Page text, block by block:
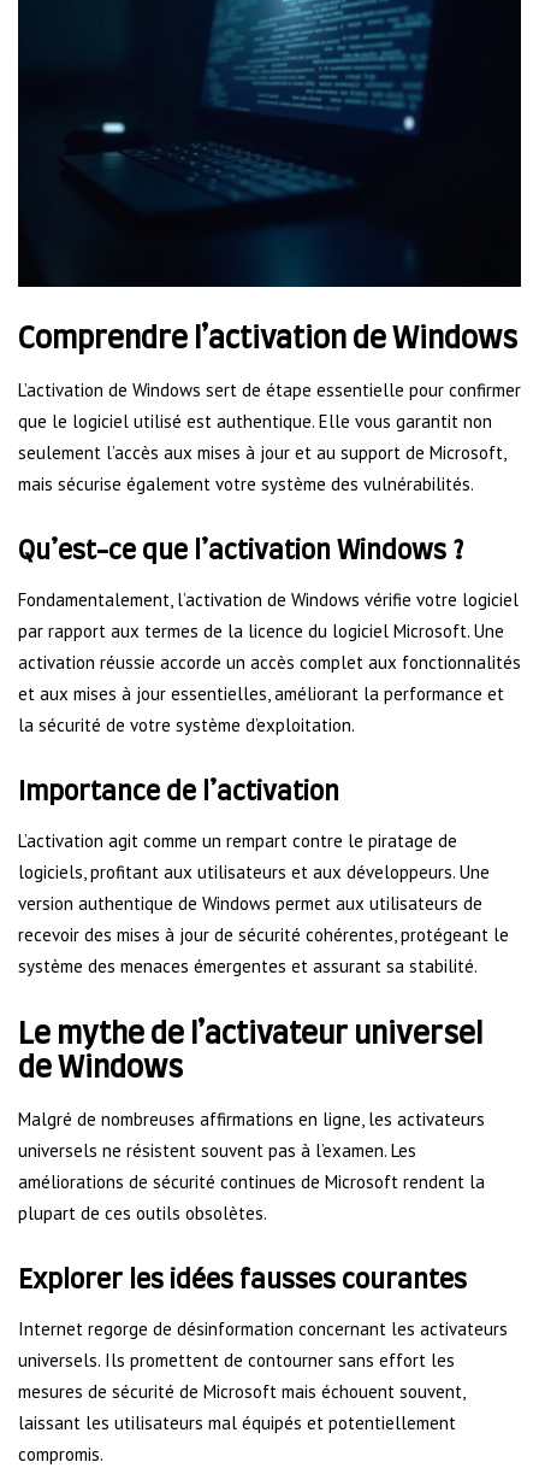
Comprendre l’activation de Windows
L’activation de Windows sert de étape essentielle pour confirmer
que le logiciel utilisé est authentique. Elle vous garantit non
seulement l’accès aux mises à jour et au support de Microsoft,
mais sécurise également votre système des vulnérabilités.
Qu’est-ce que l’activation Windows ?
Fondamentalement, l’activation de Windows vérifie votre logiciel
par rapport aux termes de la licence du logiciel Microsoft. Une
activation réussie accorde un accès complet aux fonctionnalités
et aux mises à jour essentielles, améliorant la performance et
la sécurité de votre système d’exploitation.
Importance de l’activation
L’activation agit comme un rempart contre le piratage de
logiciels, profitant aux utilisateurs et aux développeurs. Une
version authentique de Windows permet aux utilisateurs de
recevoir des mises à jour de sécurité cohérentes, protégeant le
système des menaces émergentes et assurant sa stabilité.
Le mythe de l’activateur universel
de Windows
Malgré de nombreuses affirmations en ligne, les activateurs
universels ne résistent souvent pas à l’examen. Les
améliorations de sécurité continues de Microsoft rendent la
plupart de ces outils obsolètes.
Explorer les idées fausses courantes
Internet regorge de désinformation concernant les activateurs
universels. Ils promettent de contourner sans effort les
mesures de sécurité de Microsoft mais échouent souvent,
laissant les utilisateurs mal équipés et potentiellement
compromis.